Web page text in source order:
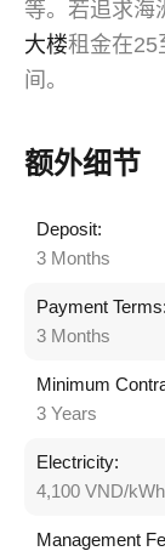
等。若追求海
大楼租金在25
间。
额外细节
Deposit:
3 Months
Payment Terms:
3 Months
Minimum
3 Years
Electricity:
4,100 VND/kWh
Management